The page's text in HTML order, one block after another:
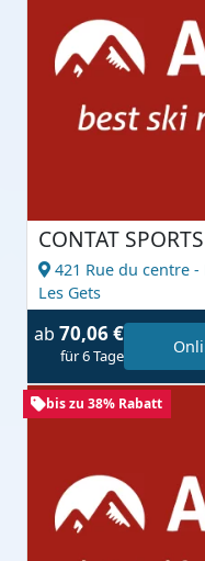
CONTAT SPORTS
421 Rue du centre -
Les Gets
ab 70,06 €
für 6 Tage
bis zu 38% Rabatt